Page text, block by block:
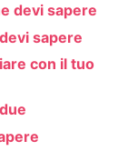
devi sapere
sapere
con il tuo